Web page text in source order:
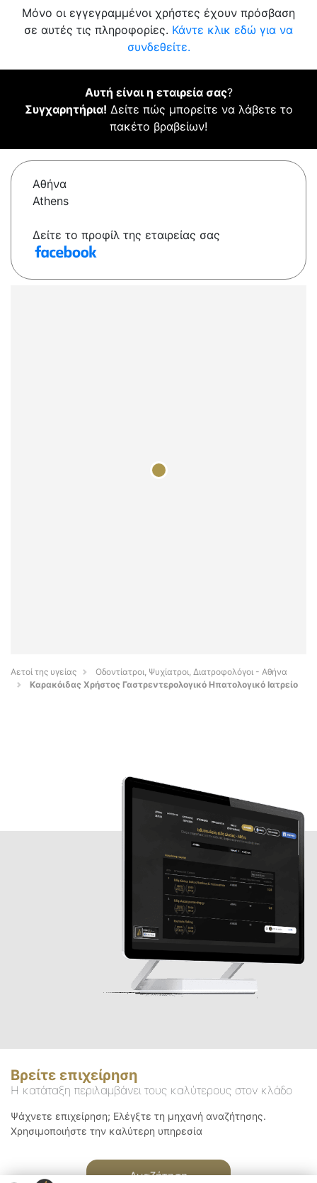
Μόνο οι εγγεγραμμένοι χρήστες έχουν πρόσβαση
σε αυτές τις πληροφορίες. Κάντε κλικ εδώ για να
συνδεθείτε.
Αυτή είναι η εταιρεία σας?
Συγχαρητήρια! Δείτε πώς μπορείτε να λάβετε το
πακέτο βραβείων!
Αθήνα
Athens
Δείτε το προφίλ της εταιρείας σας
Αετοί της υγείας
Οδοντίατροι, Ψυχίατροι, Διατροφολόγοι - Αθήνα
Καρακόιδας Χρήστος Γαστρεντερολογικό Ηπατολογικό Ιατρείο
Βρείτε επιχείρηση
Η κατάταξη περιλαμβάνει τους καλύτερους στον κλάδο
Ψάχνετε επιχείρηση; Ελέγξτε τη μηχανή αναζήτησης.
Χρησιμοποιήστε την καλύτερη υπηρεσία
Αναζήτηση